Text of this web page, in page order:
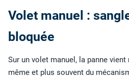
Volet manuel :
bloquée
Sur un volet manuel, la panne
même et plus souvent du